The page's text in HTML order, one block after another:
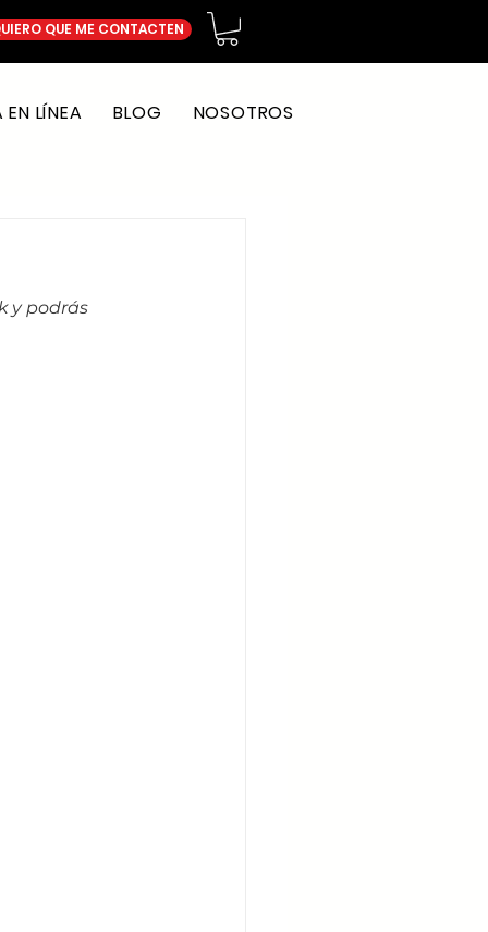
QUE ME CONTACTEN
LÍNEA BLOG NOSOTROS
y podrás